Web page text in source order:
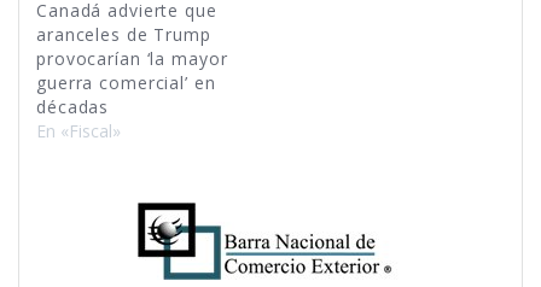
Canadá advierte que
aranceles de Trump
provocarían ‘la mayor
guerra comercial’ en
décadas
En «Fiscal»